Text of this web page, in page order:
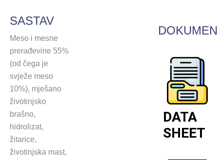
SASTAV
Meso i mesne
prerađevine 55%
(od čega je
svježe meso
10%), mješano
životinjsko
brašno,
hidrolizat,
žitarice,
životinjska mast,
DATA
SHEET